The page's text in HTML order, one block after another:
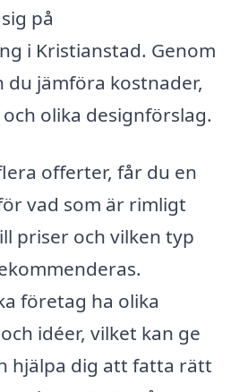
på
i Kristianstad. Genom
jämföra kostnader,
olika designförslag.
offerter, får du en
vad som är rimligt
priser och vilken typ
företag ha olika
idéer, vilket kan ge
hjälpa dig att fatta rätt